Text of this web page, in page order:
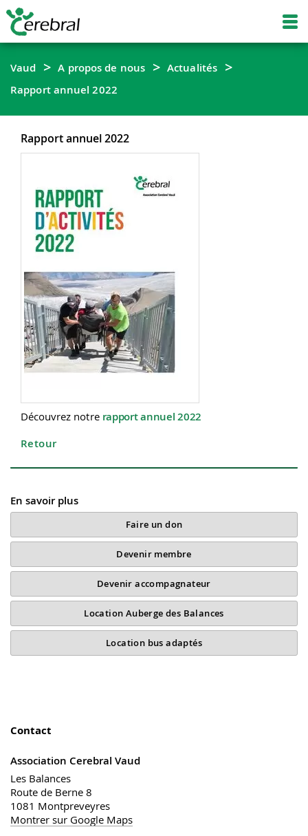
Vaud A propos de nous
Actualités
Rapport annuel 2022
Rapport annuel 2022
Découvrez notre rapport annuel 2022
Retour
En savoir plus
Faire un don
Devenir membre
Devenir accompagnateur
Location Auberge des Balances
Location bus adaptés
Contact
Association Cerebral Vaud
Les Balances
Route de Berne 8
1081 Montpreveyres
Montrer sur Google Maps